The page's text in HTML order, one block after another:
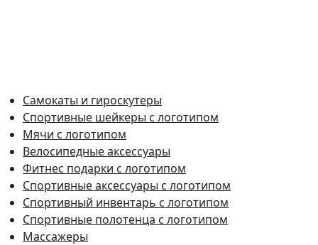
Самокаты и гироскутеры
Спортивные шейкеры с логотипом
Мячи с логотипом
Велосипедные аксессуары
Фитнес подарки с логотипом
Спортивные аксессуары с логотипом
Спортивный инвентарь с логотипом
Спортивные полотенца с логотипом
Массажеры